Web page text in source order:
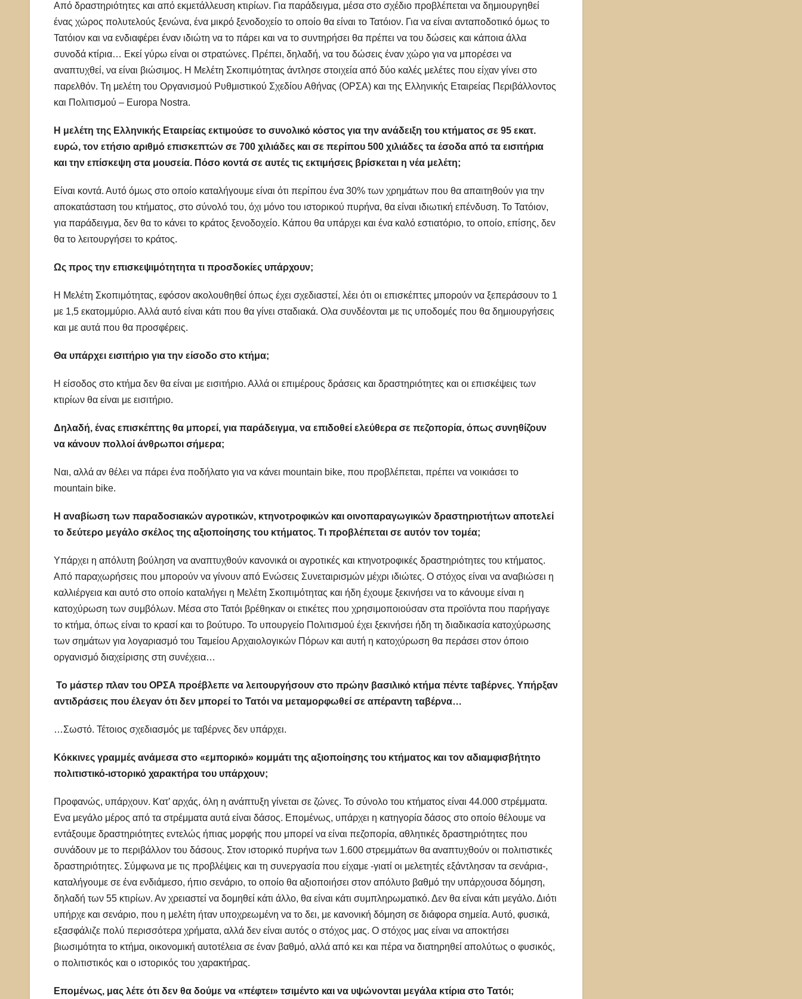
Από δραστηριότητες και από εκμετάλλευση κτιρίων. Για παράδειγμα, μέσα στο σχέδιο προβλέπεται να δημιουργηθεί
ένας χώρος πολυτελούς ξενώνα, ένα μικρό ξενοδοχείο το οποίο θα είναι το Τατόιον. Για να είναι ανταποδοτικό όμως το
Τατόιον και να ενδιαφέρει έναν ιδιώτη να το πάρει και να το συντηρήσει θα πρέπει να του δώσεις και κάποια άλλα
συνοδά κτίρια… Εκεί γύρω είναι οι στρατώνες. Πρέπει, δηλαδή, να του δώσεις έναν χώρο για να μπορέσει να
αναπτυχθεί, να είναι βιώσιμος. Η Μελέτη Σκοπιμότητας άντλησε στοιχεία από δύο καλές μελέτες που είχαν γίνει στο
παρελθόν. Τη μελέτη του Οργανισμού Ρυθμιστικού Σχεδίου Αθήνας (ΟΡΣΑ) και της Ελληνικής Εταιρείας Περιβάλλοντος
και Πολιτισμού – Europa Nostra.
Η μελέτη της Ελληνικής Εταιρείας εκτιμούσε το συνολικό κόστος για την ανάδειξη του κτήματος σε 95 εκατ.
ευρώ, τον ετήσιο αριθμό επισκεπτών σε 700 χιλιάδες και σε περίπου 500 χιλιάδες τα έσοδα από τα εισιτήρια
και την επίσκεψη στα μουσεία. Πόσο κοντά σε αυτές τις εκτιμήσεις βρίσκεται η νέα μελέτη;
Είναι κοντά. Αυτό όμως στο οποίο καταλήγουμε είναι ότι περίπου ένα 30% των χρημάτων που θα απαιτηθούν για την
αποκατάσταση του κτήματος, στο σύνολό του, όχι μόνο του ιστορικού πυρήνα, θα είναι ιδιωτική επένδυση. Το Τατόιον,
για παράδειγμα, δεν θα το κάνει το κράτος ξενοδοχείο. Κάπου θα υπάρχει και ένα καλό εστιατόριο, το οποίο, επίσης, δεν
θα το λειτουργήσει το κράτος.
Ως προς την επισκεψιμότητητα τι προσδοκίες υπάρχουν;
Η Μελέτη Σκοπιμότητας, εφόσον ακολουθηθεί όπως έχει σχεδιαστεί, λέει ότι οι επισκέπτες μπορούν να ξεπεράσουν το 1
με 1,5 εκατομμύριο. Αλλά αυτό είναι κάτι που θα γίνει σταδιακά. Ολα συνδέονται με τις υποδομές που θα δημιουργήσεις
και με αυτά που θα προσφέρεις.
Θα υπάρχει εισιτήριο για την είσοδο στο κτήμα;
Η είσοδος στο κτήμα δεν θα είναι με εισιτήριο. Αλλά οι επιμέρους δράσεις και δραστηριότητες και οι επισκέψεις των
κτιρίων θα είναι με εισιτήριο.
Δηλαδή, ένας επισκέπτης θα μπορεί, για παράδειγμα, να επιδοθεί ελεύθερα σε πεζοπορία, όπως συνηθίζουν
να κάνουν πολλοί άνθρωποι σήμερα;
Ναι, αλλά αν θέλει να πάρει ένα ποδήλατο για να κάνει mountain bike, που προβλέπεται, πρέπει να νοικιάσει το
mountain bike.
Η αναβίωση των παραδοσιακών αγροτικών, κτηνοτροφικών και οινοπαραγωγικών δραστηριοτήτων αποτελεί
το δεύτερο μεγάλο σκέλος της αξιοποίησης του κτήματος. Τι προβλέπεται σε αυτόν τον τομέα;
Υπάρχει η απόλυτη βούληση να αναπτυχθούν κανονικά οι αγροτικές και κτηνοτροφικές δραστηριότητες του κτήματος.
Από παραχωρήσεις που μπορούν να γίνουν από Ενώσεις Συνεταιρισμών μέχρι ιδιώτες. Ο στόχος είναι να αναβιώσει η
καλλιέργεια και αυτό στο οποίο καταλήγει η Μελέτη Σκοπιμότητας και ήδη έχουμε ξεκινήσει να το κάνουμε είναι η
κατοχύρωση των συμβόλων. Μέσα στο Τατόι βρέθηκαν οι ετικέτες που χρησιμοποιούσαν στα προϊόντα που παρήγαγε
το κτήμα, όπως είναι το κρασί και το βούτυρο. Το υπουργείο Πολιτισμού έχει ξεκινήσει ήδη τη διαδικασία κατοχύρωσης
των σημάτων για λογαριασμό του Ταμείου Αρχαιολογικών Πόρων και αυτή η κατοχύρωση θα περάσει στον όποιο
οργανισμό διαχείρισης στη συνέχεια…
Το μάστερ πλαν του ΟΡΣΑ προέβλεπε να λειτουργήσουν στο πρώην βασιλικό κτήμα πέντε ταβέρνες. Υπήρξαν
αντιδράσεις που έλεγαν ότι δεν μπορεί το Τατόι να μεταμορφωθεί σε απέραντη ταβέρνα…
…Σωστό. Τέτοιος σχεδιασμός με ταβέρνες δεν υπάρχει.
Κόκκινες γραμμές ανάμεσα στο «εμπορικό» κομμάτι της αξιοποίησης του κτήματος και τον αδιαμφισβήτητο
πολιτιστικό-ιστορικό χαρακτήρα του υπάρχουν;
Προφανώς, υπάρχουν. Κατ’ αρχάς, όλη η ανάπτυξη γίνεται σε ζώνες. Το σύνολο του κτήματος είναι 44.000 στρέμματα.
Ενα μεγάλο μέρος από τα στρέμματα αυτά είναι δάσος. Επομένως, υπάρχει η κατηγορία δάσος στο οποίο θέλουμε να
εντάξουμε δραστηριότητες εντελώς ήπιας μορφής που μπορεί να είναι πεζοπορία, αθλητικές δραστηριότητες που
συνάδουν με το περιβάλλον του δάσους. Στον ιστορικό πυρήνα των 1.600 στρεμμάτων θα αναπτυχθούν οι πολιτιστικές
δραστηριότητες. Σύμφωνα με τις προβλέψεις και τη συνεργασία που είχαμε -γιατί οι μελετητές εξάντλησαν τα σενάρια-,
καταλήγουμε σε ένα ενδιάμεσο, ήπιο σενάριο, το οποίο θα αξιοποιήσει στον απόλυτο βαθμό την υπάρχουσα δόμηση,
δηλαδή των 55 κτιρίων. Αν χρειαστεί να δομηθεί κάτι άλλο, θα είναι κάτι συμπληρωματικό. Δεν θα είναι κάτι μεγάλο. Διότι
υπήρχε και σενάριο, που η μελέτη ήταν υποχρεωμένη να το δει, με κανονική δόμηση σε διάφορα σημεία. Αυτό, φυσικά,
εξασφάλιζε πολύ περισσότερα χρήματα, αλλά δεν είναι αυτός ο στόχος μας. Ο στόχος μας είναι να αποκτήσει
βιωσιμότητα το κτήμα, οικονομική αυτοτέλεια σε έναν βαθμό, αλλά από κει και πέρα να διατηρηθεί απολύτως ο φυσικός,
ο πολιτιστικός και ο ιστορικός του χαρακτήρας.
Επομένως, μας λέτε ότι δεν θα δούμε να «πέφτει» τσιμέντο και να υψώνονται μεγάλα κτίρια στο Τατόι;